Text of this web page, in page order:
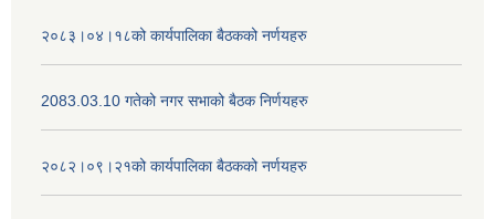
२०८३।०४।१८को कार्यपालिका बैठकको नर्णयहरु
2083.03.10 गतेको नगर सभाको बैठक निर्णयहरु
२०८२।०९।२१को कार्यपालिका बैठकको नर्णयहरु